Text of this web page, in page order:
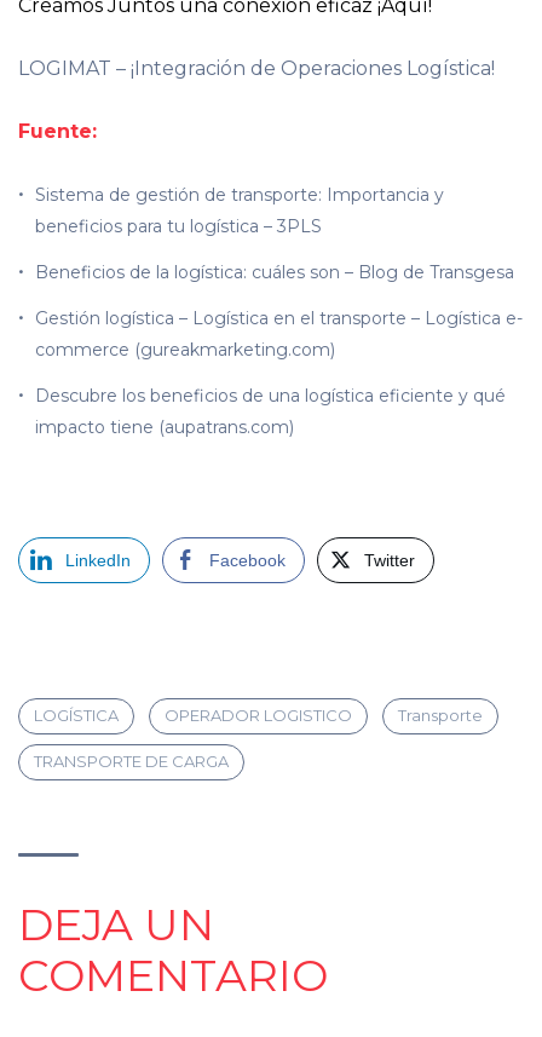
Creamos Juntos una conexión eficaz ¡Aquí!
LOGIMAT – ¡Integración de Operaciones Logística!
Fuente:
Sistema de gestión de transporte: Importancia y
beneficios para tu logística – 3PLS
Beneficios de la logística: cuáles son – Blog de Transgesa
Gestión logística – Logística en el transporte – Logística e-
commerce (gureakmarketing.com)
Descubre los beneficios de una logística eficiente y qué
impacto tiene (aupatrans.com)
LinkedIn Facebook Twitter
LOGÍSTICA OPERADOR LOGISTICO Transporte
TRANSPORTE DE CARGA
DEJA UN
COMENTARIO